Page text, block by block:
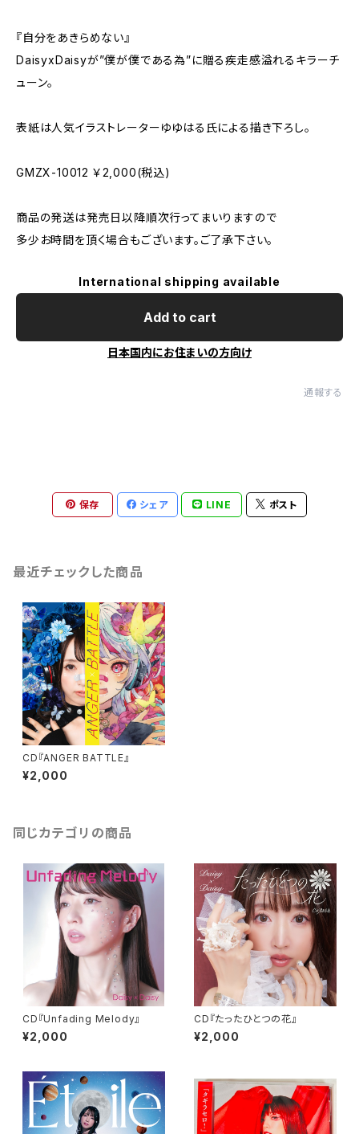
『自分をあきらめない』
DaisyxDaisyが”僕が僕である為”に贈る疾走感溢れるキラーチ
ューン。
表紙は人気イラストレーターゆゆはる氏による描き下ろし。
GMZX-10012 ￥2,000(税込)
商品の発送は発売日以降順次行ってまいりますので
多少お時間を頂く場合もございます。ご了承下さい。
International shipping available
Add to cart
日本国内にお住まいの方向け
通報する
保存 シェア LINE ポスト
最近チェックした商品
CD『ANGER BATTLE』
¥2,000
同じカテゴリの商品
CD『Unfading Melody』
¥2,000
CD『たったひとつの花』
¥2,000